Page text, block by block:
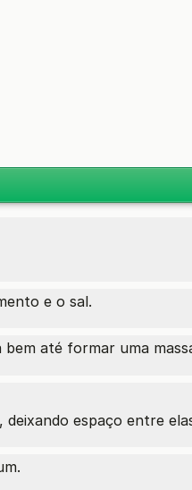
e o sal.
até formar uma
deixando espaço entre